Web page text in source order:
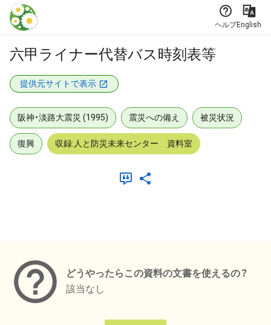
本文に飛ぶ
ヘルプEnglish
六甲ライナー代替バス時刻表等
提供元サイトで表示
阪神・淡路大震災 (1995) 震災への備え 被災状況
復興 収録:人と防災未来センター 資料室
どうやったらこの資料の文書を使えるの？
該当なし